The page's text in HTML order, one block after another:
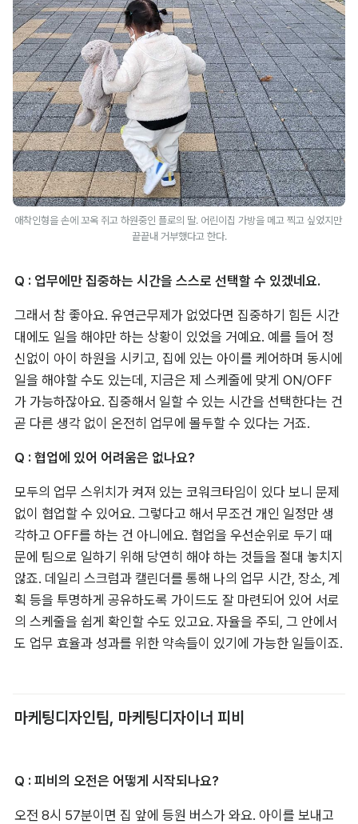
애착인형을 손에 꼬옥 쥐고 하원중인 플로의 딸. 어린이집 가방을 메고 찍고 싶었지만
끝끝내 거부했다고 한다.
Q : 업무에만 집중하는 시간을 스스로 선택할 수 있겠네요.
그래서 참 좋아요. 유연근무제가 없었다면 집중하기 힘든 시간
대에도 일을 해야만 하는 상황이 있었을 거예요. 예를 들어 정
신없이 아이 하원을 시키고, 집에 있는 아이를 케어하며 동시에
일을 해야할 수도 있는데, 지금은 제 스케줄에 맞게 ON/OFF
가 가능하잖아요. 집중해서 일할 수 있는 시간을 선택한다는 건
곧 다른 생각 없이 온전히 업무에 몰두할 수 있다는 거죠.
Q : 협업에 있어 어려움은 없나요?
모두의 업무 스위치가 켜져 있는 코워크타임이 있다 보니 문제
없이 협업할 수 있어요. 그렇다고 해서 무조건 개인 일정만 생
각하고 OFF를 하는 건 아니에요. 협업을 우선순위로 두기 때
문에 팀으로 일하기 위해 당연히 해야 하는 것들을 절대 놓치지
않죠. 데일리 스크럼과 캘린더를 통해 나의 업무 시간, 장소, 계
획 등을 투명하게 공유하도록 가이드도 잘 마련되어 있어 서로
의 스케줄을 쉽게 확인할 수도 있고요. 자율을 주되, 그 안에서
도 업무 효율과 성과를 위한 약속들이 있기에 가능한 일들이죠.
마케팅디자인팀, 마케팅디자이너 피비
Q : 피비의 오전은 어떻게 시작되나요?
오전 8시 57분이면 집 앞에 등원 버스가 와요. 아이를 보내고